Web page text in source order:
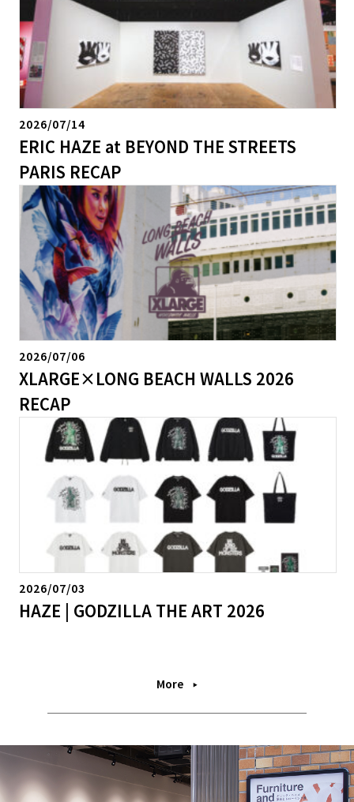
2026/07/14
ERIC HAZE at BEYOND THE STREETS
PARIS RECAP
2026/07/06
XLARGE×LONG BEACH WALLS 2026
RECAP
2026/07/03
HAZE | GODZILLA THE ART 2026
More